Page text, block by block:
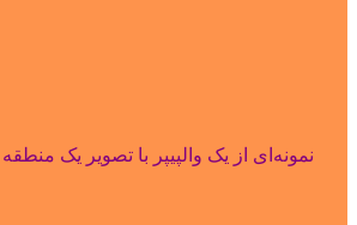
نمونه‌ای از یک والپیپر با تصویر یک منطقه